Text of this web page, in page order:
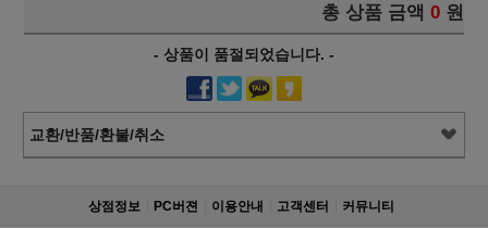
총 상품 금액 0 원
- 상품이 품절되었습니다. -
교환/반품/환불/취소
상점정보 PC버젼 이용안내 고객센터 커뮤니티